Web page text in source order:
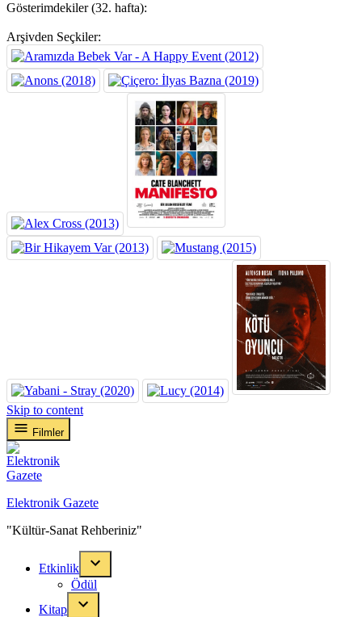
Gösterimdekiler (32. hafta):
Arşivden Seçkiler:
Skip to content
Filmler
Elektronik Gazete
"Kültür-Sanat Rehberiniz"
Etkinlik
Ödül
Kitap